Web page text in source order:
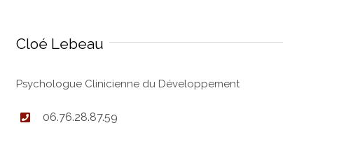
Cloé Lebeau
Psychologue Clinicienne du Développement
06.76.28.87.59